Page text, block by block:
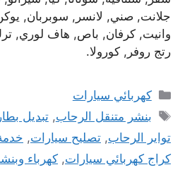
جلانت, صني, لانسر, سوبربان,
وانيت, كرفان, باص, هاف لوري,
رتج روفر, كورولا.
التصنيفات
كهربائي سيارات
الوسوم
بنشر متنقل الرحاب,تبديل
تواير الرحاب, تصليح سيارات,
كراج كهربائي سيارات, كهرباء